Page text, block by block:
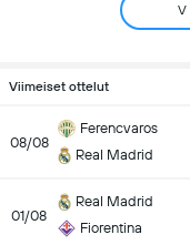
V
Viimeiset ottelut
08/08
Ferencvaros
Real Madrid
01/08
Real Madrid
Fiorentina